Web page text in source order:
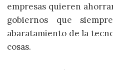
empresas quieren
gobiernos que
abaratamiento de la
cosas.